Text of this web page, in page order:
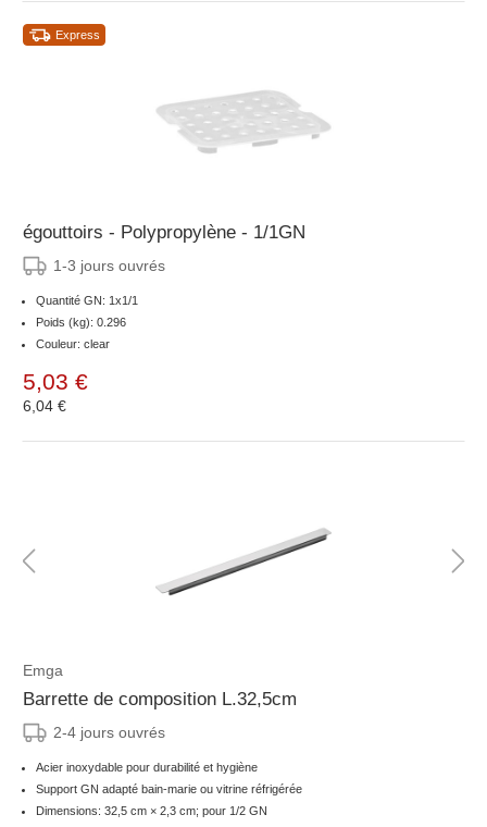
Express
égouttoirs - Polypropylène - 1/1GN
1-3 jours ouvrés
Quantité GN: 1x1/1
Poids (kg): 0.296
Couleur: clear
5,03 €
6,04 €
Emga
Barrette de composition L.32,5cm
2-4 jours ouvrés
Acier inoxydable pour durabilité et hygiène
Support GN adapté bain-marie ou vitrine réfrigérée
Dimensions: 32,5 cm × 2,3 cm; pour 1/2 GN